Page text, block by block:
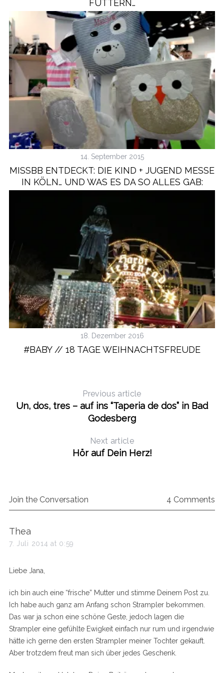
FÜTTERN…
14. September 2015
MISSBB ENTDECKT: DIE KIND + JUGEND MESSE
IN KÖLN… UND WAS ES DA SO ALLES GAB:
18. Dezember 2016
#BABY // 18 TAGE WEIHNACHTSFREUDE
Previous article
Un, dos, tres – auf ins “Taperia de dos” in Bad
Godesberg
Next article
Hör auf Dein Herz!
Join the Conversation 4 Comments
s
a
s
Thea
7. Juli 2014 at 0:59
Liebe Jana,
ich bin auch eine “frische” Mutter und stimme Deinem Post zu.
Ich habe auch ganz am Anfang schon Strampler bekommen.
Das war ja schon eine schöne Geste, jedoch lagen die
Strampler eine gefühlte Ewigkeit einfach nur rum und irgendwie
hätte ich gerne den ersten Strampler meiner Tochter gekauft.
Aber trotzdem freut man sich über jedes Geschenk.